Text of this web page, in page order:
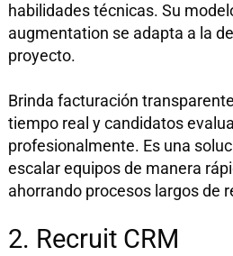
habilidades técnicas. Su
augmentation se adapta a la
proyecto.
Brinda facturación
tiempo real y candidatos
profesionalmente. Es una
escalar equipos de manera
ahorrando procesos largos de
2. Recruit CRM